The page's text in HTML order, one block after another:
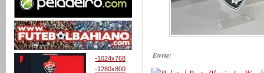
-1024x768
-1280x800
Envie: